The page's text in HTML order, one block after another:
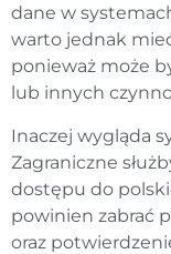
dane w
warto jednak
ponieważ może
lub innych
Inaczej wygląda
Zagraniczne
dostępu do
powinien zabrać
oraz